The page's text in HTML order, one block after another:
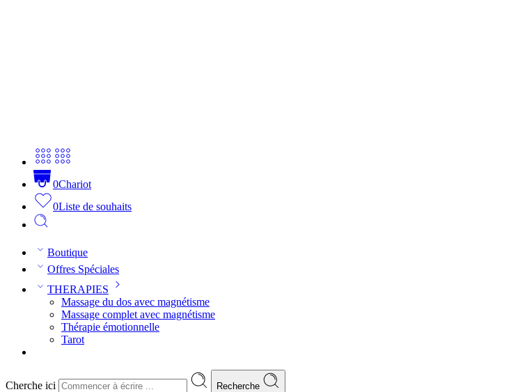
0Chariot
0Liste de souhaits
Boutique
Offres Spéciales
THERAPIES
Massage du dos avec magnétisme
Massage complet avec magnétisme
Thérapie émotionnelle
Tarot
Cherche ici Recherche